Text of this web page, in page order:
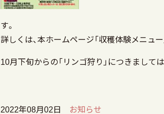
詳しくは、本ホームページ「収穫体験メニュー
10月下旬からの「リンゴ狩り」につきまして
2022年08月02日 お知らせ